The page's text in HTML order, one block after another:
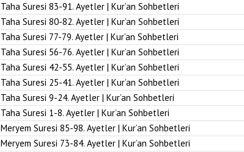
Taha Suresi 83-91. Ayetler | Kur’an Sohbetleri
Taha Suresi 80-82. Ayetler | Kur’an Sohbetleri
Taha Suresi 77-79. Ayetler | Kur’an Sohbetleri
Taha Suresi 56-76. Ayetler | Kur’an Sohbetleri
Taha Suresi 42-55. Ayetler | Kur’an Sohbetleri
Taha Suresi 25-41. Ayetler | Kur’an Sohbetleri
Taha Suresi 9-24. Ayetler | Kur’an Sohbetleri
Taha Suresi 1-8. Ayetler | Kur’an Sohbetleri
Meryem Suresi 85-98. Ayetler | Kur’an Sohbetleri
Meryem Suresi 73-84. Ayetler | Kur’an Sohbetleri